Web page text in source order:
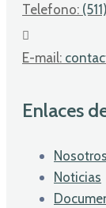
Telefono:
E-mail:
Enlaces
Nosotros
Noticias